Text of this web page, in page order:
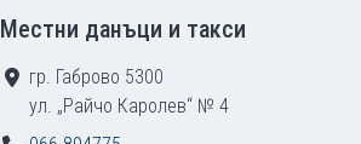
Местни данъци и такси
гр. Габрово 5300
ул. „Райчо Каролев“ № 4